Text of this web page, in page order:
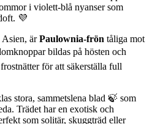
i violett-blå nyanser som
💜
Asien, ärPaulownia-frön tåliga mot
bildas på hösten och
för att säkerställa full
stora, sammetslena blad 🍃 som
Trädet har en exotisk och
som solitär, skuggträd eller